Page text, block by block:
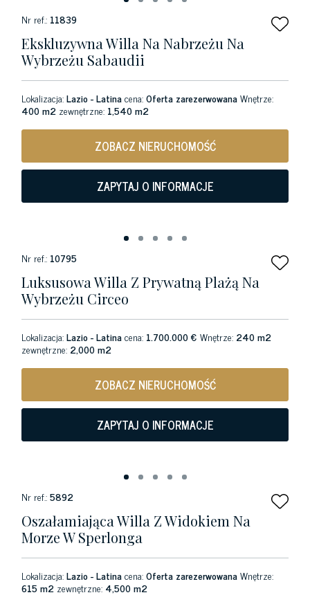
Nr ref.: 11839
Ekskluzywna Willa Na Nabrzeżu Na
Wybrzeżu Sabaudii
Lokalizacja:Lazio - Latinacena:Oferta zarezerwowanaWnętrze:
400 m2 zewnętrzne: 1,540 m2
ZOBACZ NIERUCHOMOŚĆ
ZAPYTAJ O INFORMACJE
Nr ref.: 10795
Luksusowa Willa Z Prywatną Plażą Na
Wybrzeżu Circeo
Lokalizacja:Lazio - Latinacena: 1.700.000 € Wnętrze: 240 m2
zewnętrzne: 2,000 m2
ZOBACZ NIERUCHOMOŚĆ
ZAPYTAJ O INFORMACJE
Nr ref.:5892
Oszałamiająca Willa Z Widokiem Na
Morze W Sperlonga
Lokalizacja:Lazio - Latinacena:Oferta zarezerwowanaWnętrze:
615 m2 zewnętrzne: 4,500 m2